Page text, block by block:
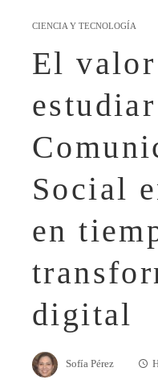
CIENCIA Y TECNOLOGÍA
El valor
estudiar
Social
en
digital
Sofía Pérez